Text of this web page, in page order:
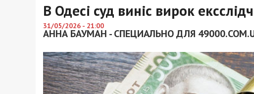
В Одесі суд виніс вирок
31/05/2026 - 21:00
АННА БАУМАН - СПЕЦИАЛЬНО ДЛЯ